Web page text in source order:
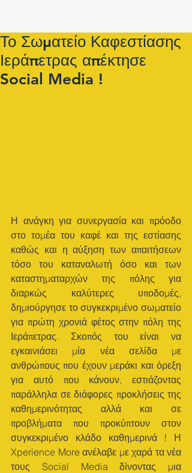
Το Σωματείο Καφεστίασης
Ιεράπετρας απέκτησε
Social Media !
Η ανάγκη για συνεργασία και πρόοδο
στο τομέα του καφέ και της εστίασης
καθώς και η αύξηση των απαιτήσεων
τόσο του καταναλωτή όσο και των
καταστηματαρχών της πόλης για
διαρκώς καλύτερες υποδομές,
δημιούργησε το συγκεκριμένο σωματείο
για πρώτη χρονιά φέτος στην πόλη της
Ιεράπετρας. Σκοπός του είναι να
εγκαινιάσει μία νέα σελίδα με
ανθρώπους που έχουν μεράκι και όρεξη
για αυτό που κάνουν, εστιάζοντας
παράλληλα σε διάφορες προκλήσεις της
καθημερινότητας αλλά και σε
προβλήματα που προκύπτουν στον
συγκεκριμένο κλάδο καθημερινά ! Η
Xperience More ανέλαβε με χαρά τα νέα
τους Social Media δίνοντας μια